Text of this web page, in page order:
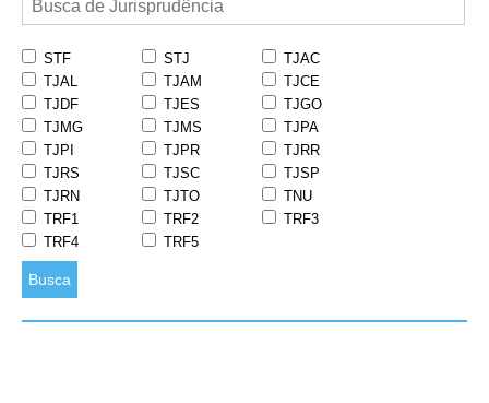
STF STJ
TJAC
TJAL
TJAM
TJCE
TJDF
TJES
TJGO
TJMG
TJMS
TJPA
TJPI
TJPR
TJRR
TJRS
TJSC
TJSP
TJRN
TJTO
TNU
TRF1
TRF2
TRF3
TRF4
TRF5
Busca